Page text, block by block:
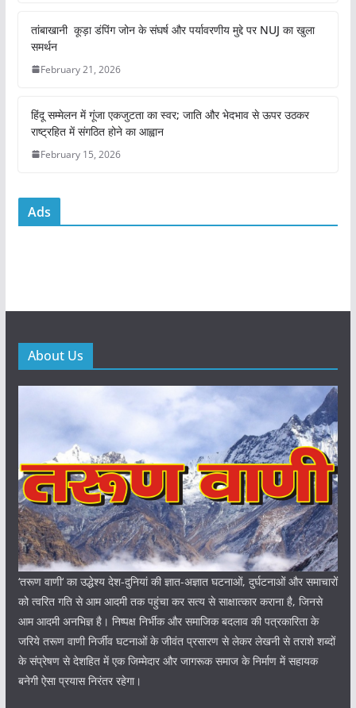
o
o
k
p
p
तांबाखानी कूड़ा डंपिंग जोन के संघर्ष और पर्यावरणीय मुद्दे पर NUJ का खुला
समर्थन
February 21, 2026
हिंदू सम्मेलन में गूंजा एकजुटता का स्वर; जाति और भेदभाव से ऊपर उठकर
राष्ट्रहित में संगठित होने का आह्वान
February 15, 2026
Ads
About Us
‘तरूण वाणी‘ का उद्धेश्य देश-दुनियां की ज्ञात-अज्ञात घटनाओं, दुर्घटनाओं और समाचारों
को त्वरित गति से आम आदमी तक पहुंचा कर सत्य से साक्षात्कार कराना है, जिनसे
आम आदमी अनभिज्ञ है। निष्पक्ष निर्भीक और समाजिक बदलाव की पत्रकारिता के
जरिये तरूण वाणी निर्जीव घटनाओं के जीवंत प्रसारण से लेकर लेखनी से तराशे शब्दों
के संप्रेषण से देशहित में एक जिम्मेदार और जागरूक समाज के निर्माण में सहायक
बनेगी ऐसा प्रयास निरंतर रहेगा।